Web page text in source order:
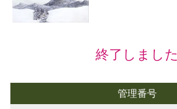
終了しました
管理番号